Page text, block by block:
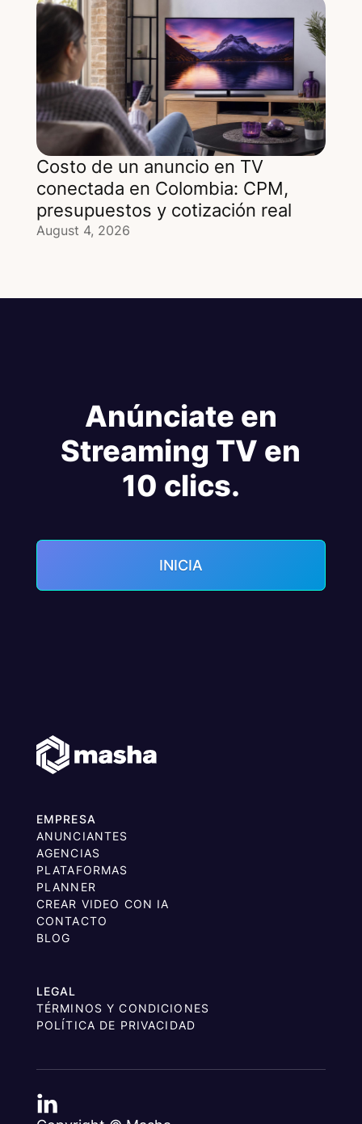
Costo de un anuncio en TV
conectada en Colombia: CPM,
presupuestos y cotización real
August 4, 2026
Anúnciate en
Streaming TV en
10 clics.
INICIA
EMPRESA
ANUNCIANTES
AGENCIAS
PLATAFORMAS
PLANNER
CREAR VIDEO CON IA
CONTACTO
BLOG
LEGAL
TÉRMINOS Y CONDICIONES
POLÍTICA DE PRIVACIDAD